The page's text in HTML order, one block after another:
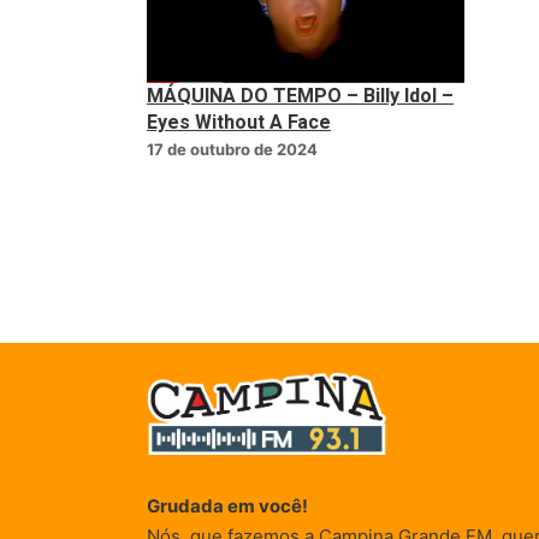
MÁQUINA DO TEMPO – Billy Idol –
Eyes Without A Face
17 de outubro de 2024
Grudada em você!